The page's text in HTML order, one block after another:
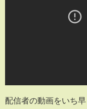
配信者の動画をいち